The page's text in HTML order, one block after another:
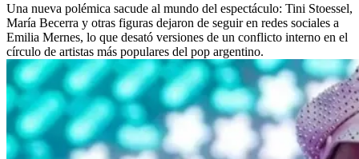
Una nueva polémica sacude al mundo del espectáculo: Tini Stoessel,
María Becerra y otras figuras dejaron de seguir en redes sociales a
Emilia Mernes, lo que desató versiones de un conflicto interno en el
círculo de artistas más populares del pop argentino.